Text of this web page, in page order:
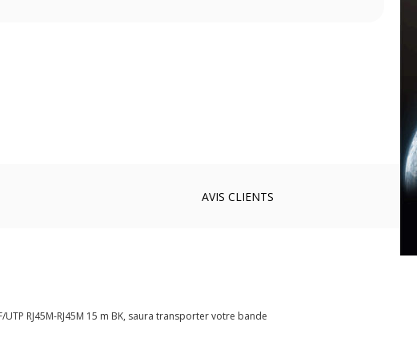
AVIS CLIENTS
RJ45M-RJ45M 15 m BK, saura transporter votre bande